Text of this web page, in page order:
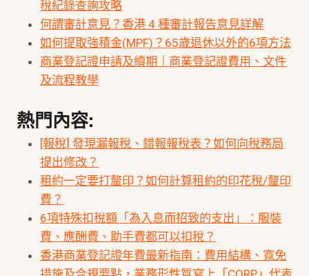
稅紀錄查詢攻略
何謂審計意見？香港 4 種審計報告意見詳解
如何提取強積金(MPF)？65歲退休以外的6項方法
商業登記證申請及續期｜商業登記證費用、文件
及流程教學
熱門內容:
[報稅] 發現漏報稅、錯報報稅表？如何向稅務局
提出修改？
租約一定要打釐印？如何計算租約的印花稅/釐印
費？
6項特殊扣稅額「為入息而招致的支出」：服裝
費、應酬費、助手費都可以扣稅？
香港商業登記證年費最新指南：費用結構、寬免